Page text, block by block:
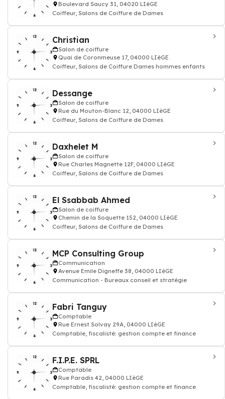
Boulevard Saucy 31, 04020 LIèGE
Coiffeur, Salons de Coiffure de Dames
Christian
Salon de coiffure
Quai de Coronmeuse 17, 04000 LIèGE
Coiffeur, Salons de Coiffure Dames hommes enfants
Dessange
Salon de coiffure
Rue du Mouton-Blanc 12, 04000 LIèGE
Coiffeur, Salons de Coiffure de Dames
Daxhelet M
Salon de coiffure
Rue Charles Magnette 12F, 04000 LIèGE
Coiffeur, Salons de Coiffure de Dames
El Ssabbab Ahmed
Salon de coiffure
Chemin de la Soquette 152, 04000 LIèGE
Coiffeur, Salons de Coiffure de Dames
MCP Consulting Group
Communication
Avenue Emile Digneffe 38, 04000 LIèGE
Communication - Bureaux conseil et stratégie
Fabri Tanguy
Comptable
Rue Ernest Solvay 29A, 04000 LIèGE
Comptable, fiscalisté: gestion compte et finance
F.I.P.E. SPRL
Comptable
Rue Paradis 42, 04000 LIèGE
Comptable, fiscalisté: gestion compte et finance